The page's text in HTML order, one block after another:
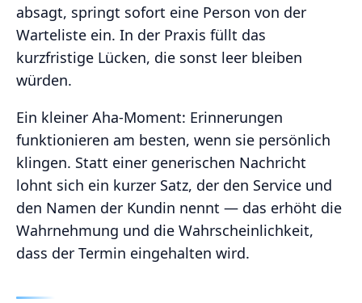
absagt, springt sofort eine Person von der
Warteliste ein. In der Praxis füllt das
kurzfristige Lücken, die sonst leer bleiben
würden.
Ein kleiner Aha‑Moment: Erinnerungen
funktionieren am besten, wenn sie persönlich
klingen. Statt einer generischen Nachricht
lohnt sich ein kurzer Satz, der den Service und
den Namen der Kundin nennt — das erhöht die
Wahrnehmung und die Wahrscheinlichkeit,
dass der Termin eingehalten wird.